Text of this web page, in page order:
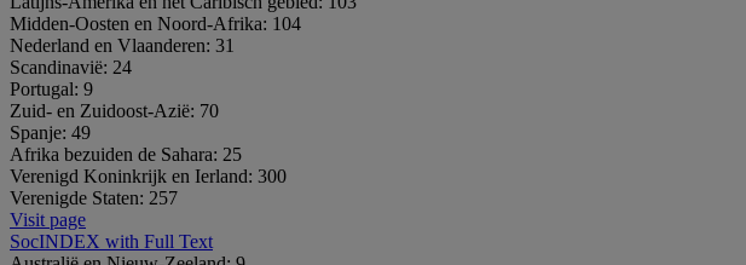
Midden-Oosten en Noord-Afrika: 104
Nederland en Vlaanderen: 31
Scandinavië: 24
Portugal: 9
Zuid- en Zuidoost-Azië: 70
Spanje: 49
Afrika bezuiden de Sahara: 25
Verenigd Koninkrijk en Ierland: 300
Verenigde Staten: 257
Visit page
SocINDEX with Full Text